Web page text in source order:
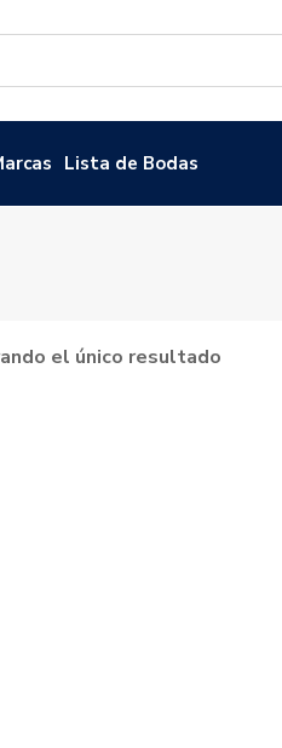
Lista de Bodas
el único resultado